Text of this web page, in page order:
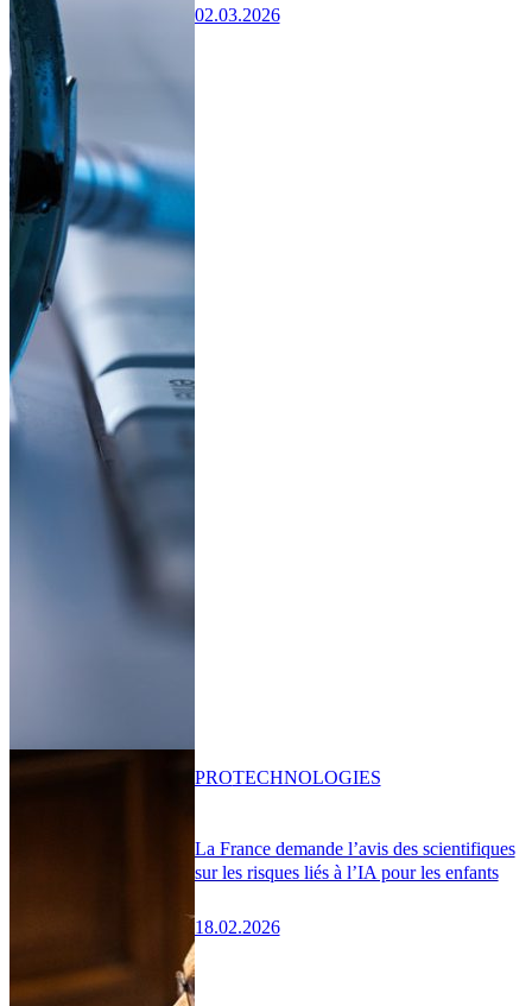
02.03.2026
La France demande l’avis des scientifiques
sur les risques liés à l’IA pour les enfants
18.02.2026
PROTECHNOLOGIES